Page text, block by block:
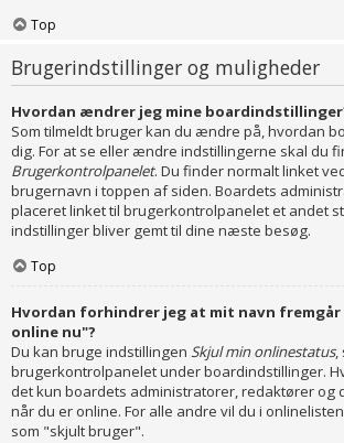
Top
Brugerindstillinger og muligheder
Hvordan ændrer jeg mine
Som tilmeldt bruger kan du ændre på, hvordan
dig. For at se eller ændre indstillingerne skal du
Brugerkontrolpanelet. Du finder normalt linket
brugernavn i toppen af siden. Boardets
placeret linket til brugerkontrolpanelet et andet
indstillinger bliver gemt til dine næste besøg.
Top
Hvordan forhindrer jeg at mit navn fremgår
online nu"?
Du kan bruge indstillingen Skjul min onlinestatus,
brugerkontrolpanelet under boardindstillinger.
det kun boardets administratorer, redaktører og
når du er online. For alle andre vil du i
som "skjult bruger".